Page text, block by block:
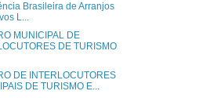
Brasileira de Arranjos
L...
MUNICIPAL DE
DE TURISMO
DE INTERLOCUTORES
DE TURISMO E...